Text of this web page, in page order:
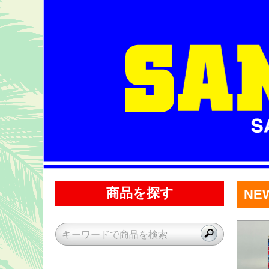
商品を探す